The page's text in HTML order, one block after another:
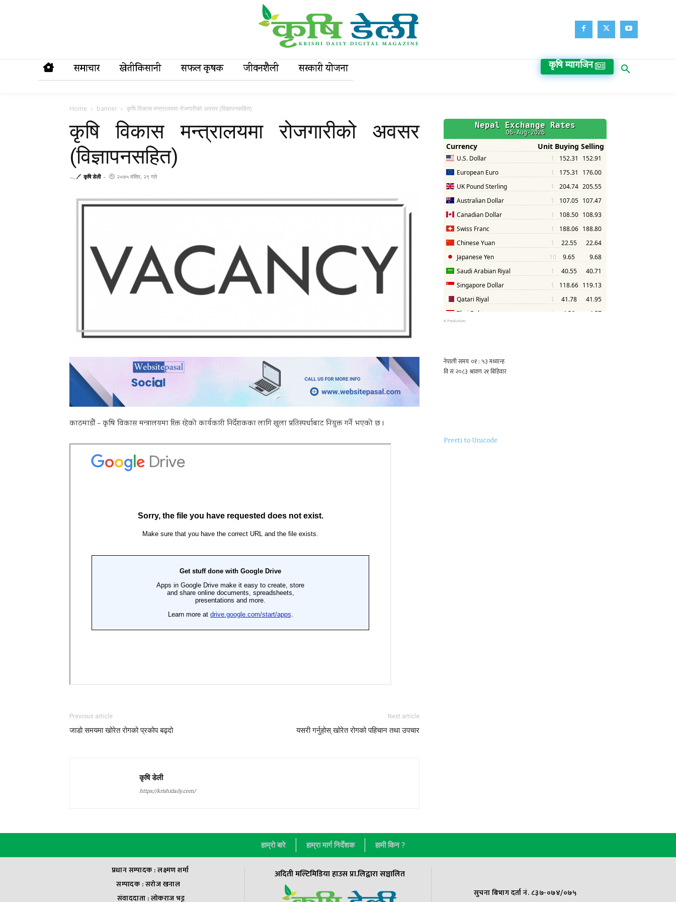
समाचार खेतीकिसानी सफल कृषक जीवनशैली सरकारी याेजना कृषि म्यागजिन
Home banner कृषि विकास मन्त्रालयमा रोजगारीको अवसर (विज्ञापनसहित)
कृषि विकास मन्त्रालयमा रोजगारीको अवसर
(विज्ञापनसहित)
𓂃🖊 कृषि डेली - २०७५ मंसिर, २९ गते
काठमाडौं – कृषि विकास मन्त्रालयमा रिक्त रहेको कार्यकारी निर्देशकका लागि खुला प्रतिस्पर्धाबाट नियुक्त गर्ने भएको छ ।
Previous article
जाडो समयमा खोरेत रोगको प्रकोप बढ्दो
Next article
यसरी गर्नुहोस् खोरेत रोगको पहिचान तथा उपचार
कृषि डेली
https://krishidaily.com/
© Psolution
Preeti to Unicode
हाम्राे बारे हाम्रा मार्ग निर्देशक हामी किन ?
प्रधान सम्पादक : लक्ष्मण शर्मा
सम्पादक : सराेज खनाल
संवाददाता : लाेकराज भट्ट
अदिती मल्टिमिडिया हाउस प्रा.लिद्वारा सञ्चालित
सुचना बिभाग दर्ता नं. ८३७-०७४/०७५